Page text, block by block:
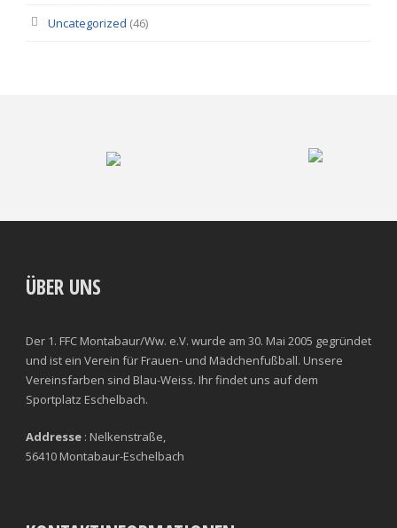
Uncategorized (46)
ÜBER UNS
Der 1. FFC Montabaur/Ww. e.V. wurde am 30. Mai 2005 gegründet
und ist ein Verein für Frauen- und Mädchenfußball. Unsere
Vereinsfarben sind Blau-Weiss. Ihr findet uns auf dem
Sportplatz Eschelbach.
Addresse : Nelkenstraße,
56410 Montabaur-Eschelbach